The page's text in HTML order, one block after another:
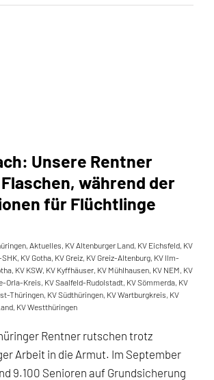
Unsere Rentner
während der
für Flüchtlinge
, Aktuelles, KV Altenburger Land, KV Eichsfeld, KV
SHK, KV Gotha, KV Greiz, KV Greiz-Altenburg, KV Ilm-
, KV KSW, KV Kyffhäuser, KV Mühlhausen, KV NEM, KV
Orla-Kreis, KV Saalfeld-Rudolstadt, KV Sömmerda, KV
Thüringen, KV Südthüringen, KV Wartburgkreis, KV
, KV Westthüringen
Rentner rutschen trotz
Arbeit in die Armut. Im September
9.100 Senioren auf Grundsicherung